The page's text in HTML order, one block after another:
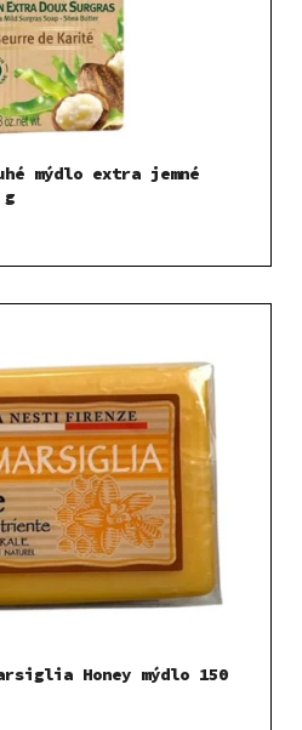
mýdlo extra jemné
g
Honey mýdlo 150